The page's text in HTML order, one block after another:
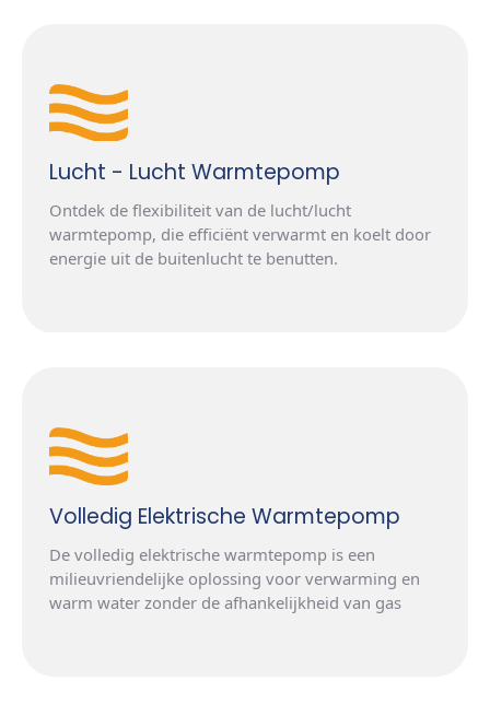
Lucht - Lucht Warmtepomp
Ontdek de flexibiliteit van de lucht/lucht
warmtepomp, die efficiënt verwarmt en koelt door
energie uit de buitenlucht te benutten.
Volledig Elektrische Warmtepomp
De volledig elektrische warmtepomp is een
milieuvriendelijke oplossing voor verwarming en
warm water zonder de afhankelijkheid van gas